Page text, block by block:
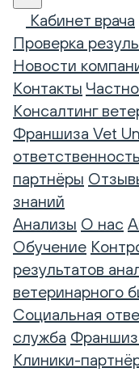
Кабинет врача
Проверка
Новости
Контакты
Консалтинг
Франшиза Vet
ответственность
партнёры
знаний
Анализы О нас
Обучение
результатов
ветеринарного
Социальная
служба
Клиники-